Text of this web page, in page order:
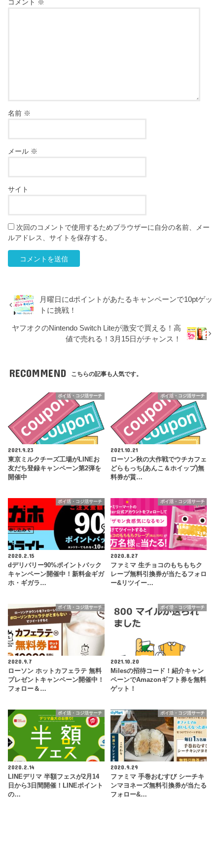
コメント ※
名前 ※
メール ※
サイト
次回のコメントで使用するためブラウザーに自分の名前、メー
ルアドレス、サイトを保存する。
月曜日にdポイントがあたるキャンペーンで10ptゲッ
トに挑戦！
ヤフオクのNintendo Switch Liteが激安で買える！高
値で売れる！3月15日がチャンス！
RECOMMEND こちらの記事も人気です。
ポイ活・コジ活サーチ
2021.9.23
東京ミルクチーズ工場がLINEお
友だち登録キャンペーン第2弾を
開催中
ポイ活・コジ活サーチ
2021.10.21
ローソン秋の大作戦でウチカフェ
どらもっち(あんこ＆ホイップ)無
料券が貰…
ポイ活・コジ活サーチ
2020.2.15
dデリバリー90%ポイントバック
キャンペーン開催中！新料金ギガ
ホ・ギガラ…
ポイ活・コジ活サーチ
2020.8.27
ファミマ 生チョコのもちもちク
レープ無料引換券が当たるフォロ
ー&リツイー…
ポイ活・コジ活サーチ
2020.9.7
ローソン ホットカフェラテ 無料
プレゼントキャンペーン開催中！
フォロー＆…
ポイ活・コジ活サーチ
2021.10.20
Milesの招待コード！紹介キャン
ペーンでAmazonギフト券を無料
ゲット！
ポイ活・コジ活サーチ
2020.2.14
LINEデリマ 半額フェスが2月14
日から3日間開催！LINEポイント
の…
ポイ活・コジ活サーチ
2020.9.29
ファミマ 手巻おむすび シーチキ
ンマヨネーズ無料引換券が当たる
フォロー&…